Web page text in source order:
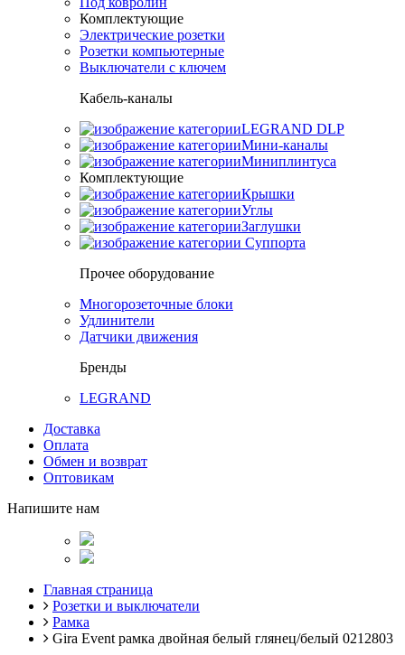
Комплектующие
Электрические розетки
Розетки компьютерные
Выключатели с ключем
Кабель-каналы
LEGRAND DLP
Мини-каналы
Миниплинтуса
Комплектующие
Крышки
Углы
Заглушки
Суппорта
Прочее оборудование
Многорозеточные блоки
Удлинители
Датчики движения
Бренды
LEGRAND
Доставка
Оплата
Обмен и возврат
Оптовикам
Напишите нам
Главная страница
Розетки и выключатели
Рамка
Gira Event рамка двойная белый глянец/белый 0212803